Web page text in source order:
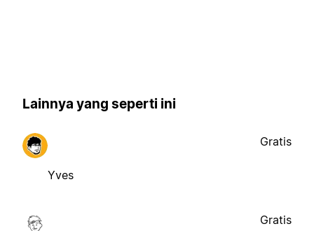
Lainnya yang seperti ini
Yves
Gratis
Gratis